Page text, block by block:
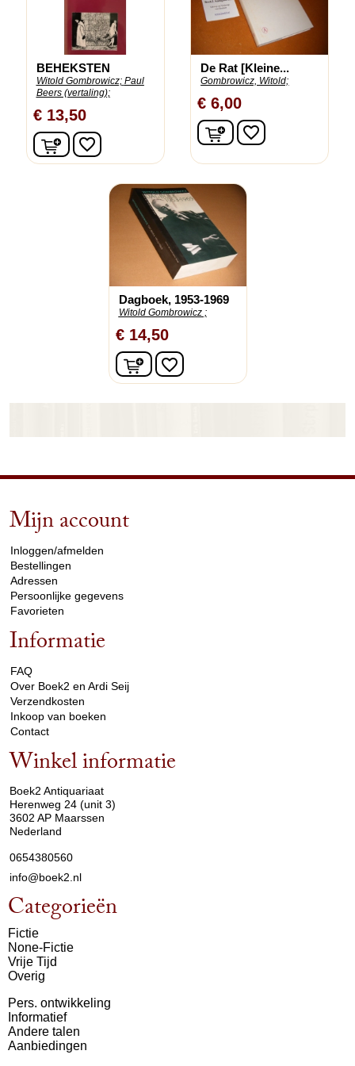
BEHEKSTEN
Witold Gombrowicz; Paul
Beers (vertaling);
€ 13,50
In winkelwagen
favorite_border
De Rat [Kleine...
Gombrowicz, Witold;
€ 6,00
In winkelwagen
favorite_border
Dagboek, 1953-1969
Witold Gombrowicz ;
€ 14,50
In winkelwagen
favorite_border
Mijn account
Inloggen/afmelden
Bestellingen
Adressen
Persoonlijke gegevens
Favorieten
Informatie
FAQ
Over Boek2 en Ardi Seij
Verzendkosten
Inkoop van boeken
Contact
Winkel informatie
Boek2 Antiquariaat
Herenweg 24 (unit 3)
3602 AP Maarssen
Nederland
0654380560
info@boek2.nl
Categorieën
Fictie
None-Fictie
Vrije Tijd
Overig
Pers. ontwikkeling
Informatief
Andere talen
Aanbiedingen